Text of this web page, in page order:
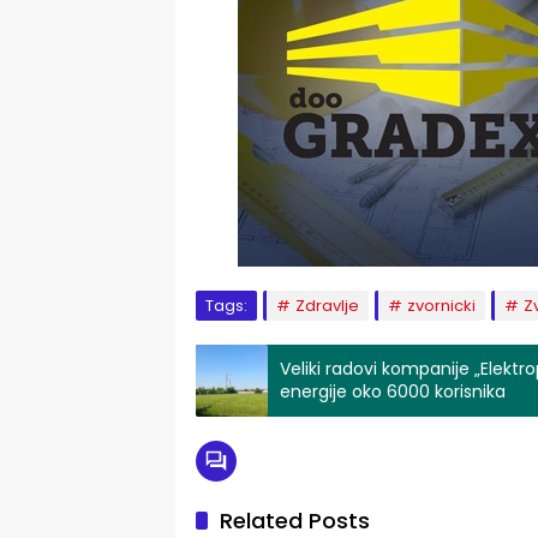
Tags: Zdravlje zvornicki
Veliki radovi kompanije
energije oko 6000 korisnika
Related Posts